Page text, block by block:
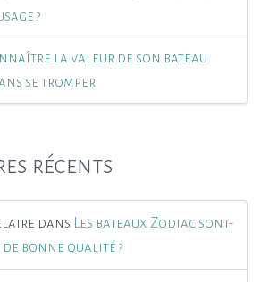
?
la valeur de son bateau
se tromper
récents
dans
Les bateaux Zodiac sont-
bonne qualité ?